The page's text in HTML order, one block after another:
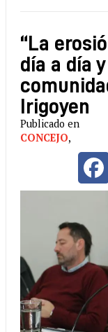
“La
día a día
Irigoyen
Publicado en
CONCEJO,